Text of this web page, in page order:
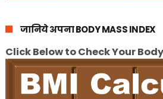
जानिये अपना BODY MASS INDEX
Click Below to Check Your